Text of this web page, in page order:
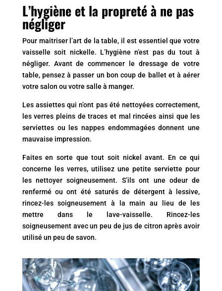
L’hygiène et la propreté à ne pas
négliger
Pour maitriser l’art de la table, il est essentiel que votre
vaisselle soit nickelle. L’hygiène n’est pas du tout à
négliger. Avant de commencer le dressage de votre
table, pensez à passer un bon coup de ballet et à aérer
votre salon ou votre salle à manger.
Les assiettes qui n’ont pas été nettoyées correctement,
les verres pleins de traces et mal rincées ainsi que les
serviettes ou les nappes endommagées donnent une
mauvaise impression.
Faites en sorte que tout soit nickel avant. En ce qui
concerne les verres, utilisez une petite serviette pour
les nettoyer soigneusement. S’ils ont une odeur de
renfermé ou ont été saturés de détergent à lessive,
rincez-les soigneusement à la main au lieu de les
mettre dans le lave-vaisselle. Rincez-les
soigneusement avec un peu de jus de citron après avoir
utilisé un peu de savon.